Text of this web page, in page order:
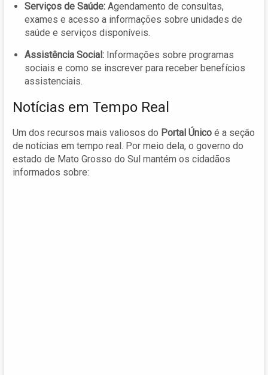
Serviços de Saúde: Agendamento de consultas,
exames e acesso a informações sobre unidades de
saúde e serviços disponíveis.
Assistência Social: Informações sobre programas
sociais e como se inscrever para receber benefícios
assistenciais.
Notícias em Tempo Real
Um dos recursos mais valiosos do Portal Único é a seção
de notícias em tempo real. Por meio dela, o governo do
estado de Mato Grosso do Sul mantém os cidadãos
informados sobre: